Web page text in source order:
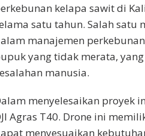
kelapa sawit di
satu tahun. Salah
manajemen
yang tidak merata,
manusia.
menyelesaikan proyek
Agras T40. Drone ini
menyesuaikan